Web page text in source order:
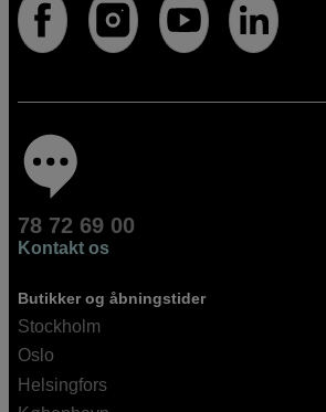
78 72 69 00
Kontakt os
Butikker og åbningstider
Stockholm
Oslo
Helsingfors